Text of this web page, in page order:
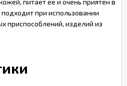
питает ее и очень приятен в
при использовании
приспособлений, изделий из